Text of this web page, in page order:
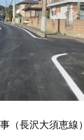
（長沢大須恵線）